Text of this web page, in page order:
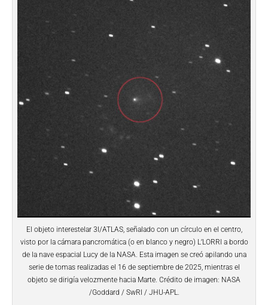
El objeto interestelar 3I/ATLAS, señalado con un círculo en el centro,
visto por la cámara pancromática (o en blanco y negro) L’LORRI a bordo
de la nave espacial Lucy de la NASA. Esta imagen se creó apilando una
serie de tomas realizadas el 16 de septiembre de 2025, mientras el
objeto se dirigía velozmente hacia Marte. Crédito de imagen: NASA
/Goddard / SwRI / JHU-APL.